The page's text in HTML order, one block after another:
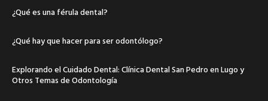
¿Qué es una férula dental?
¿Qué hay que hacer para ser odontólogo?
Explorando el Cuidado Dental: Clínica Dental San Pedro en Lugo y
Otros Temas de Odontología